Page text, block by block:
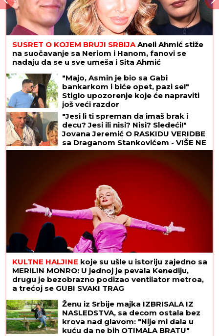
SUSRET O KOJEM BRUJI SRBIJAAneli Ahmić stiže
na suočavanje sa Neriom i Hanom, fanovi se
nadaju da se u sve umeša i Sita Ahmić
"Majo, Asmin je bio sa Gabi
bankarkom i biće opet, pazi se!"
Stiglo upozorenje koje će napraviti
još veći razdor
"Jesi li ti spreman da imaš brak i
decu? Jesi ili nisi? Nisi? Sledeći!"
Jovana Jeremić O RASKIDU VERIDBE
sa Draganom Stankovićem - VIŠE NE
PONAVLJA ISTE GREŠKE!
KULTNE HALJINE koje su ušle u istoriju zajedno sa
MERILIN MONRO: U jednoj je pevala Kenediju,
drugu je bezobrazno podizao ventilator metroa,
a trećoj se GUBI SVAKI TRAG
Ženu iz Srbije majka IZBRISALA IZ
NASLEDSTVA, sa decom ostala bez
krova nad glavom: "Nije mi dala u
kuću da ne bih OTIMALA BRATU"